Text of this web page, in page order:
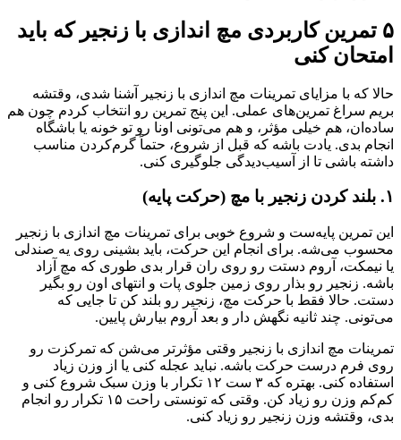
۵ تمرین کاربردی مچ اندازی با زنجیر که باید
امتحان کنی
حالا که با مزایای تمرینات مچ اندازی با زنجیر آشنا شدی، وقتشه
بریم سراغ تمرین‌های عملی. این پنج تمرین رو انتخاب کردم چون هم
ساده‌ان، هم خیلی مؤثر، و هم می‌تونی اونا رو تو خونه یا باشگاه
انجام بدی. یادت باشه که قبل از شروع، حتماً گرم‌کردن مناسب
داشته باشی تا از آسیب‌دیدگی جلوگیری کنی.
۱. بلند کردن زنجیر با مچ (حرکت پایه)
این تمرین پایه‌ست و شروع خوبی برای تمرینات مچ اندازی با زنجیر
محسوب می‌شه. برای انجام این حرکت، باید بشینی روی یه صندلی
یا نیمکت، آروم دستت رو روی ران قرار بدی طوری که مچ آزاد
باشه. زنجیر رو بذار روی زمین جلوی پات و انتهای اون رو بگیر
دستت. حالا فقط با حرکت مچ، زنجیر رو بلند کن تا جایی که
می‌تونی. چند ثانیه نگهش دار و بعد آروم بیارش پایین.
تمرینات مچ اندازی با زنجیر وقتی مؤثرتر می‌شن که تمرکزت رو
روی فرم درست حرکت باشه. نباید عجله کنی یا از وزن زیاد
استفاده کنی. بهتره که ۳ ست ۱۲ تکرار با وزن سبک شروع کنی و
کم‌کم وزن رو زیاد کن. وقتی که تونستی راحت ۱۵ تکرار رو انجام
بدی، وقتشه وزن زنجیر رو زیاد کنی.